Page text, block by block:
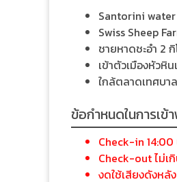
Santorini
Swiss Sheep
ชายหาดชะอำ 2
เข้าตัวเมืองหัวหิ
ใกล้ตลาดเทศบา
ข้อกำหนดในการเข้
Check-in 14:00
Check-out ไม่เ
งดใช้เสียงดังหลั